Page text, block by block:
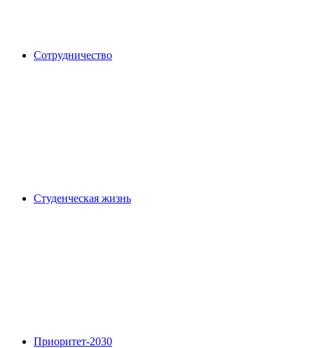
Сотрудничество
Студенческая жизнь
Приоритет-2030